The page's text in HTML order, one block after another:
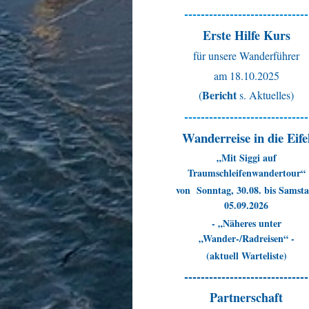
------------------------------
Erste Hilfe Kurs
für unsere Wanderführer
am 18.10.2025
(Berichts. Aktuelles)
------------------------------
Wanderreise in die
„Mit Siggi auf
Traumschleifenwandertour“
von Sonntag, 30.08. bis
05.09.2026
- „Näheres unter
„Wander-/Radreisen“ -
(aktuell Warteliste)
------------------------------
Partnerschaft